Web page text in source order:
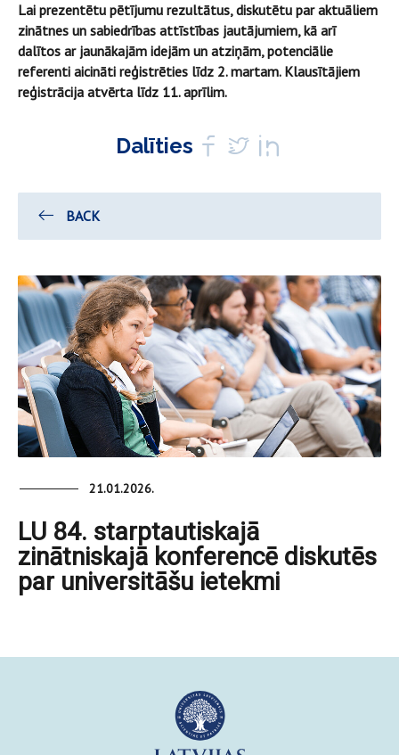
Lai prezentētu pētījumu rezultātus, diskutētu par aktuāliem
zinātnes un sabiedrības attīstības jautājumiem, kā arī
dalītos ar jaunākajām idejām un atziņām, potenciālie
referenti aicināti reģistrēties līdz 2. martam. Klausītājiem
reģistrācija atvērta līdz 11. aprīlim.
Dalīties
BACK
21.01.2026.
LU 84. starptautiskajā
zinātniskajā konferencē diskutēs
par universitāšu ietekmi